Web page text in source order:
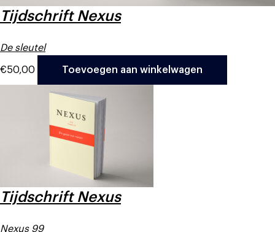
Tijdschrift Nexus
De sleutel
€50,00 Toevoegen aan winkelwagen
Tijdschrift Nexus
Nexus 99